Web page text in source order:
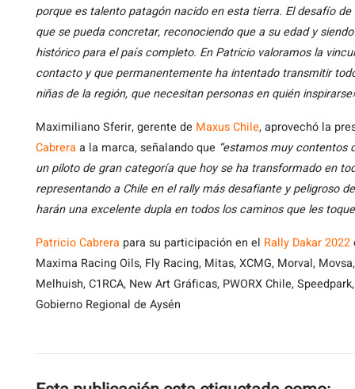
porque es talento patagón nacido en esta tierra. El desafío
que se pueda concretar, reconociendo que a su edad y
histórico para el país completo. En Patricio valoramos la
contacto y que permanentemente ha intentado transmitir
niñas de la región, que necesitan personas en quién
Maximiliano Sferir, gerente de Maxus Chile, aprovechó la
Cabrera a la marca, señalando que “estamos muy contentos
un piloto de gran categoría que hoy se ha transformado en
representando a Chile en el rally más desafiante y peligroso
harán una excelente dupla en todos los caminos que les
Patricio Cabrera para su participación en el Rally Dakar 2022
Maxima Racing Oils, Fly Racing, Mitas, XCMG, Morval,
Melhuish, C1RCA, New Art Gráficas, PWORX Chile,
Gobierno Regional de Aysén